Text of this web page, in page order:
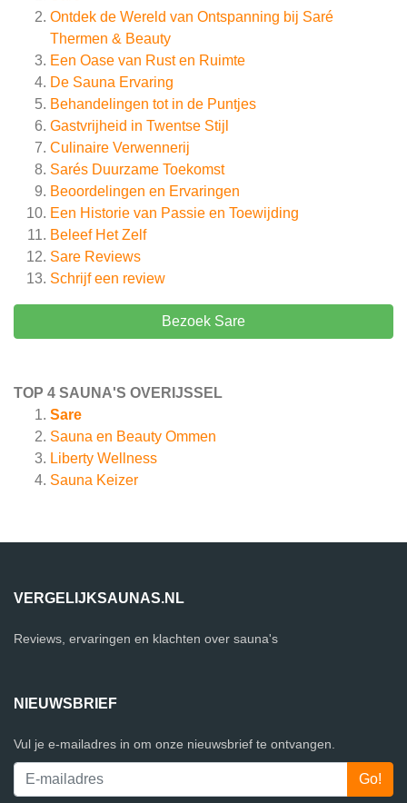
Ontdek de Wereld van Ontspanning bij Saré
Thermen & Beauty
Een Oase van Rust en Ruimte
De Sauna Ervaring
Behandelingen tot in de Puntjes
Gastvrijheid in Twentse Stijl
Culinaire Verwennerij
Sarés Duurzame Toekomst
Beoordelingen en Ervaringen
Een Historie van Passie en Toewijding
Beleef Het Zelf
Sare Reviews
Schrijf een review
Bezoek Sare
TOP 4 SAUNA'S OVERIJSSEL
Sare
Sauna en Beauty Ommen
Liberty Wellness
Sauna Keizer
VERGELIJKSAUNAS.NL
Reviews, ervaringen en klachten over sauna's
NIEUWSBRIEF
Vul je e-mailadres in om onze nieuwsbrief te ontvangen.